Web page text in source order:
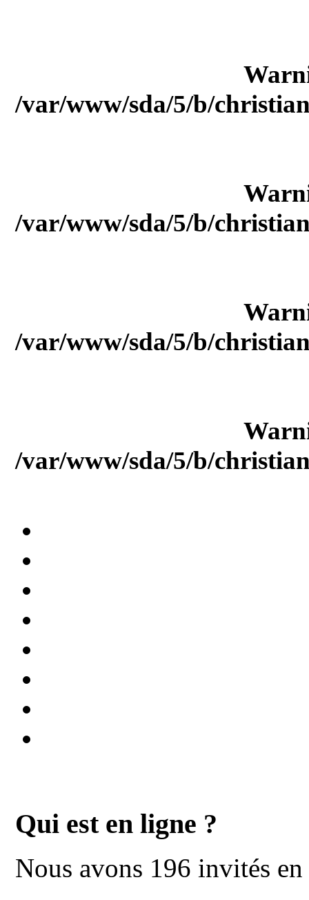
/var/www/sda/5/b/
/var/www/sda/5/b/
/var/www/sda/5/b/
/var/www/sda/5/b/
Qui est en ligne ?
Nous avons 196 invités